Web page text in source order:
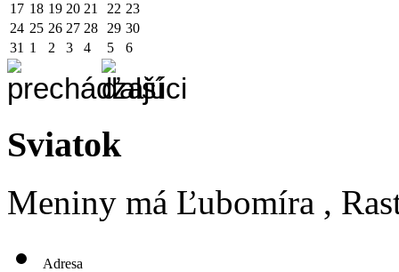
17 18 19 20 21 22 23
24 25 26 27 28 29 30
31 1 2 3 4 5 6
Sviatok
Meniny má Ľubomíra ,
Adresa